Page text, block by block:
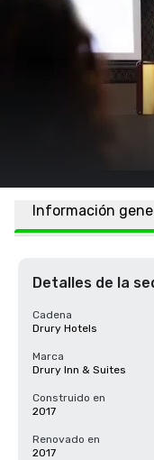
Información
Detalles de la
Cadena
Drury Hotels
Marca
Drury Inn & Suites
Construido en
2017
Renovado en
2017